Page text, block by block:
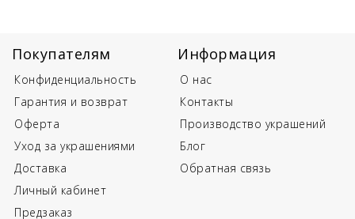
Покупателям
Конфиденциальность
Гарантия и возврат
Оферта
Уход за украшениями
Доставка
Личный кабинет
Предзаказ
Информация
О нас
Контакты
Производство украшений
Блог
Обратная связь